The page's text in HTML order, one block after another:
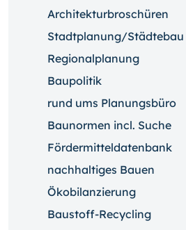
Architekturbroschüren
Stadtplanung/Städtebau
Regionalplanung
Baupolitik
rund ums Planungsbüro
Baunormen incl. Suche
Fördermitteldatenbank
nachhaltiges Bauen
Ökobilanzierung
Baustoff-Recycling